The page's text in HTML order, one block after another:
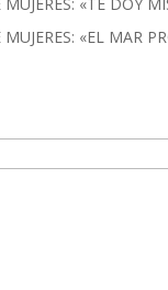
«EL MAR